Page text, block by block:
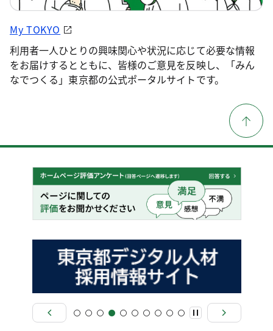
My TOKYO
利用者一人ひとりの興味関心や状況に応じて必要な情報
をお届けするとともに、皆様のご意見を反映し、「みん
なでつくる」東京都の公式ポータルサイトです。